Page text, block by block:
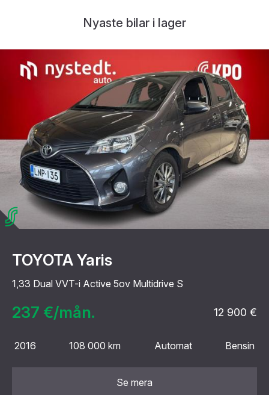
Nyaste bilar i lager
TOYOTA Yaris
1,33 Dual VVT-i Active 5ov Multidrive S
237 €/mån. 12 900 €
2016 108 000 km Automat Bensin
Se mera